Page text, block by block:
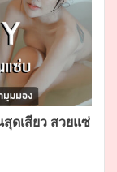
สุดเสียว สวยแซ่